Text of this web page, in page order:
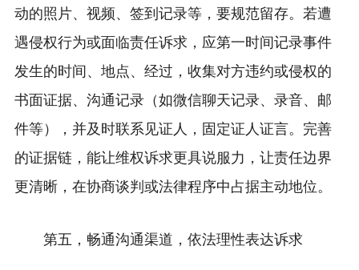
动的照片、视频、签到记录等，要规范留存。若遭
遇侵权行为或面临责任诉求，应第一时间记录事件
发生的时间、地点、经过，收集对方违约或侵权的
书面证据、沟通记录（如微信聊天记录、录音、邮
件等），并及时联系见证人，固定证人证言。完善
的证据链，能让维权诉求更具说服力，让责任边界
更清晰，在协商谈判或法律程序中占据主动地位。
第五，畅通沟通渠道，依法理性表达诉求